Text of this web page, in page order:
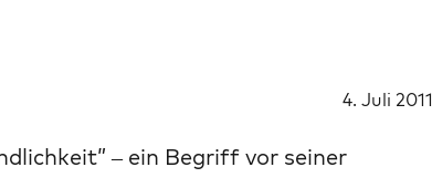
4. Juli 2011
– ein Begriff vor seiner